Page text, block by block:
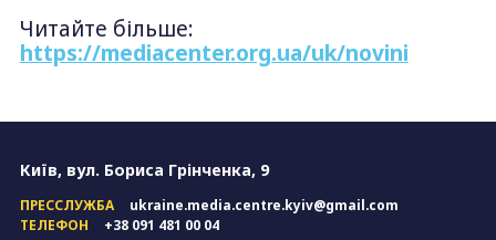
Читайте більше:
https://mediacenter.org.ua/uk/novini
Київ, вул. Бориса Грінченка, 9
ПРЕССЛУЖБА
ukraine.media.centre.kyiv@gmail.com
ТЕЛЕФОН
+38 091 481 00 04